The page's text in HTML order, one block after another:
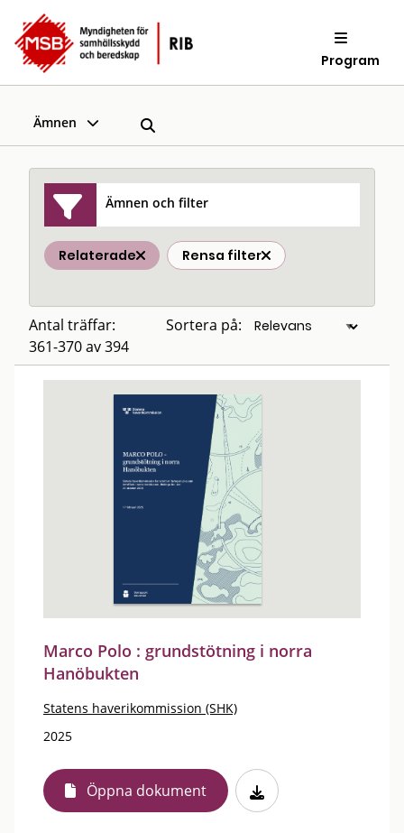
Program
Ämnen
Ämnen och filter
Relaterade Rensa filter
Antal träffar:
361-370 av 394
Sortera på:
Marco Polo : grundstötning i norra
Hanöbukten
Statens haverikommission (SHK)
2025
Öppna dokument